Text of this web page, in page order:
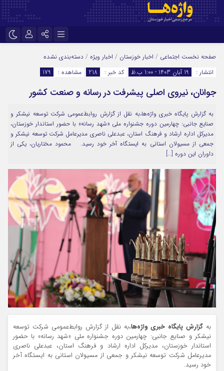
اینستاگرام
تلگرام
سروش
ایتا
آپارات
اپلیکیشن رمز عبور
مرا به خاطر بسپار
صفحه نخست اجتماعی / اخبار خوزستان / اخبار ویژه / دسته‌بندی نشده
انتشار :
19 آبان 1403 - 1:00 ب.ظ کد خبر : 218 مشاهده : 179
جوانان، نیروی اصلی پیشرفت در رسانه و صنعت کشور
به گزارش پایگاه خبری واژه‌ها،به نقل از گزارش روابط‌عمومی شرکت توسعه نیشکر و
صنایع جانبی: چهارمین دوره جشنواره ملی «شهد رسانه» با حضور استاندار خوزستان،
مدیرکل اداره ارشاد و فرهنگ استان، عبدعلی ناصری مدیرعامل شرکت توسعه نیشکر و
جمعی از مسیولان استانی به ایستگاه آخر خود رسید. محمود مختاریان، یکی از
داوران این دوره […]
به گزارش پایگاه خبری واژه‌ها،به نقل از گزارش روابط‌عمومی شرکت توسعه
نیشکر و صنایع جانبی: چهارمین دوره جشنواره ملی «شهد رسانه» با حضور
استاندار خوزستان، مدیرکل اداره ارشاد و فرهنگ استان، عبدعلی ناصری
مدیرعامل شرکت توسعه نیشکر و جمعی از مسیولان استانی به ایستگاه آخر
خود رسید.